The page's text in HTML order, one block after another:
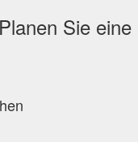
Planen Sie